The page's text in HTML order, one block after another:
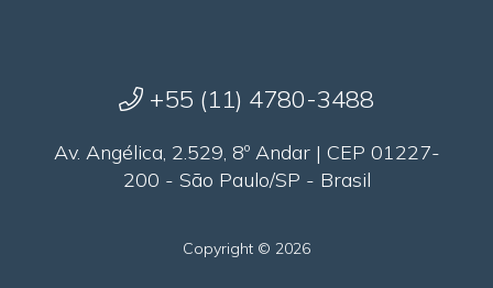
+55 (11) 4780-3488
Av. Angélica, 2.529, 8º Andar | CEP 01227-
200 - São Paulo/SP - Brasil
Copyright © 2026